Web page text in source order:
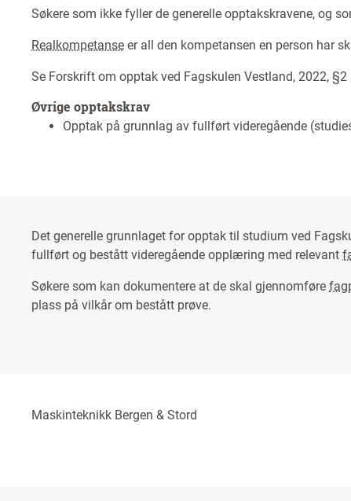
Søkere som ikke fyller de generelle opptakskravene, og
Realkompetanse er all den kompetansen en person har
Se Forskrift om opptak ved Fagskulen Vestland, 2022,
Øvrige opptakskrav
Opptak på grunnlag av fullført videregående
Det generelle grunnlaget for opptak til studium ved
fullført og bestått videregående opplæring med relevant
Søkere som kan dokumentere at de skal gjennomføre
plass på vilkår om bestått prøve.
Maskinteknikk Bergen & Stord